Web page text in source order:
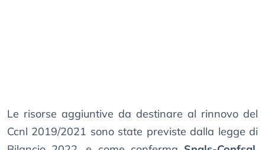
Le risorse aggiuntive da destinare al rinnovo del
Ccnl 2019/2021 sono state previste dalla legge di